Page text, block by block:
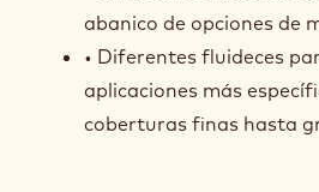
Nuestros chocolates están
puedas obtener unos
aplicación.